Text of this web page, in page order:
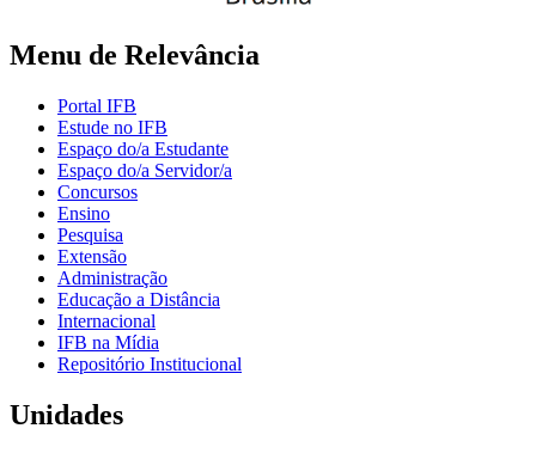
Menu de Relevância
Portal IFB
Estude no IFB
Espaço do/a Estudante
Espaço do/a Servidor/a
Concursos
Ensino
Pesquisa
Extensão
Administração
Educação a Distância
Internacional
IFB na Mídia
Repositório Institucional
Unidades